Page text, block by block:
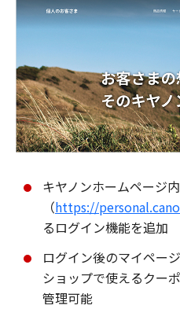
キヤノンホームページ
（https://
るログイン機能を追加
ログイン後のマイペー
ショップで使えるクー
管理可能